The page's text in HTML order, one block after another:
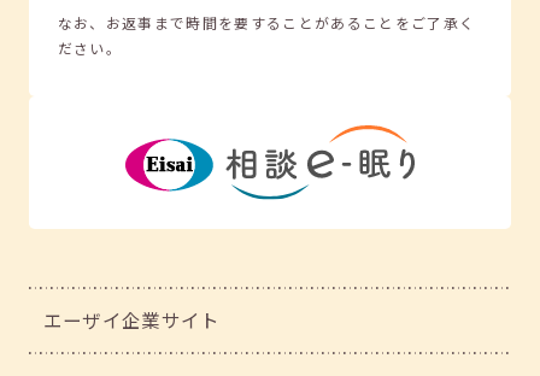
なお、お返事まで時間を要することがあることをご了承く
ださい。
エーザイ企業サイト